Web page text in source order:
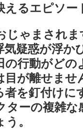
るエピソー
じゃまされま
疑惑が浮か
の行動がどの
目が離せませ
者を釘付けに
ターの複雑
。